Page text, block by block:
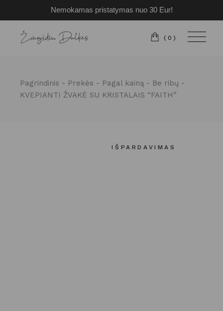
Nemokamas pristatymas nuo 30 Eur!
Pereiti
turinio
(0)
Pagrindinis Prekės Pagal kainą
Be ribų
KVEPIANTI ŽVAKĖ SU KRISTALAIS “FAITH”
IŠPARDAVIMAS